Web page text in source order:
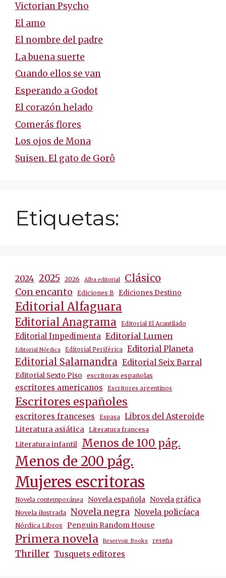
Victorian Psycho
El amo
El nombre del padre
La buena suerte
Cuando ellos se van
Esperando a Godot
El corazón helado
Comerás flores
Los ojos de Mona
Suisen. El gato de Gorô
Etiquetas:
2024 2025 2026 Alba editorial Clásico
Con encanto Ediciones B Ediciones Destino
Editorial Alfaguara
Editorial Anagrama Editorial El Acantilado
Editorial Impedimenta Editorial Lumen
Editorial Nórdica Editorial Periférica Editorial Planeta
Editorial Salamandra Editorial Seix Barral
Editorial Sexto Piso escritoras españolas
escritores americanos Escritores argentinos
Escritores españoles
escritores franceses Espasa Libros del Asteroide
Literatura asiática Literatura francesa
Literatura infantil Menos de 100 pág.
Menos de 200 pág.
Mujeres escritoras
Novela contemporánea Novela española Novela gráfica
Novela ilustrada Novela negra Novela policíaca
Nórdica Libros Penguin Random House
Primera novela Reservoir Books reseña
Thriller Tusquets editores